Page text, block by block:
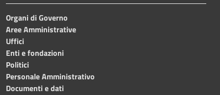
Organi di Governo
Aree Amministrative
Uffici
Enti e fondazioni
Politici
Personale Amministrativo
Documenti e dati